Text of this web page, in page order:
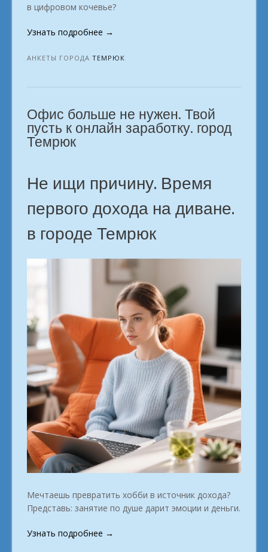
в цифровом кочевье?
Узнать подробнее «Удалённая
выбирай
город
Темрюк»
→
АНКЕТЫ ГОРОДА ТЕМРЮК
Офис больше не нужен. Твой
пусть к онлайн заработку. город
Темрюк
Не ищи причину. Время
первого дохода на диване.
в городе Темрюк
Мечтаешь превратить хобби в источник дохода?
Представь: занятие по душе дарит эмоции и деньги.
Узнать подробнее «Офис
→